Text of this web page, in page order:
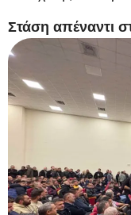
Στάση απέναντι